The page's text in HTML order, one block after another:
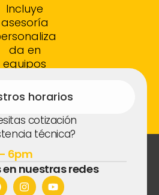
Incluye
asesoría
da en
equipos
s. horarios
cotización
técnica?
6pm
en nuestras redes